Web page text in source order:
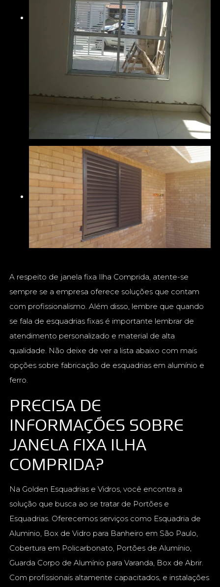
A respeito de janela fixa Ilha Comprida, atente-se
sempre se a empresa oferece soluções que contam
com profissionalismo. Além disso, lembre que quando
se fala de esquadrias fixas é importante lembrar de
atendimento personalizado e material de alta
qualidade. Não deixe de ver a lista abaixo com mais
opções sobre fabricação de esquadrias em alumínio e
ferro.
PRECISA DE
INFORMAÇÕES SOBRE
JANELA FIXA ILHA
COMPRIDA?
Na Golden Esquadrias e Vidros, você encontra a
solução que busca ao se tratar de Portões e
Esquadrias. Oferecemos serviços como Esquadria de
Aluminio, Box de Vidro para Banheiro em São Paulo,
Cobertura em Policarbonato, Portões de Alumínio,
Guarda Corpo de Alumínio para Varanda, Box de Abrir.
Com profissionais altamente capacitados, e instalações